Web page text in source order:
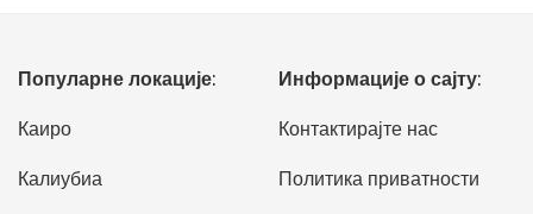
Популарне локације:
Каиро
Калиубиа
Информације о сајту:
Контактирајте нас
Политика приватности